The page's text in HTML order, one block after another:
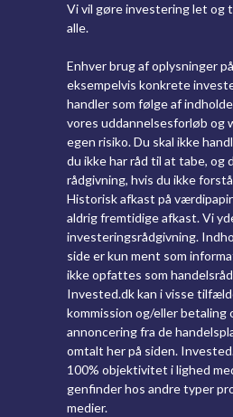
Vi vil gøre investering let og
alle.
Enhver brug af oplysninger
eksempelvis konkrete
handler som følge af
vores uddannelsesforløb og
egen risiko. Du skal ikke
du ikke har råd til at tabe, og
rådgivning, hvis du ikke
Historisk afkast på
aldrig fremtidige afkast. Vi
investeringsrådgivning.
side er kun ment som
ikke opfattes som
Invested.dk kan i visse
kommission og/eller betaling
annoncering fra de
omtalt her på siden.
100% objektivitet i lighed
genfinder hos andre typer
medier.